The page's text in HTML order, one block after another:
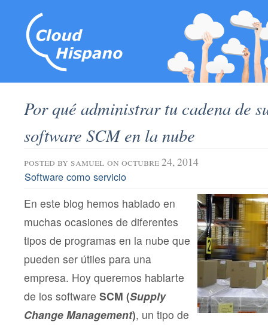
Por qué administrar tu cadena de
software SCM en la nube
posted by samuel on octubre 24, 2014
Software como servicio
En este blog hemos hablado en
muchas ocasiones de diferentes
tipos de programas en la nube que
pueden ser útiles para una
empresa. Hoy queremos hablarte
de los software SCM (Supply
Change Management), un tipo de